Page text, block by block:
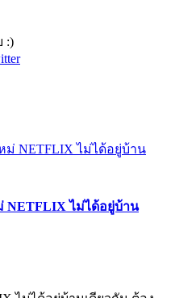
:)
NETFLIX ไม่ได้อยู่บ้าน